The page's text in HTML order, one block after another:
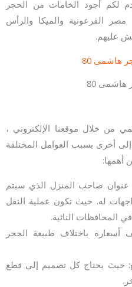
لكم أجود الخامات من الحجر
الفرعونية والميكا والرأس
عليهم.
هاشمى 80
من خلال موقعنا الإلكتروني ،
أخرى بسبب العوامل المختلفة
أهمها:
عنوان صاحب المنزل الذي سيتم
له. حيث تكون عملية النقل
المحافظات النائية.
أسعاره باختلاف طبيعة الحجر
حيث يحتاج كل تصميم إلى قطع